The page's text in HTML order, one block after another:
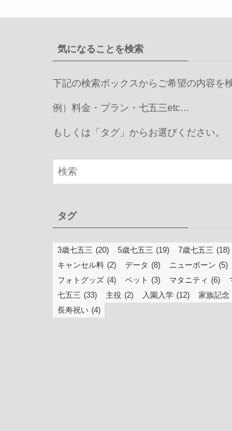
気になることを検索
下記の検索ボックスからご希望の内容を
例）料金・プラン・七五三etc…
もしくは「タグ」からお選びください。
タグ
3歳七五三 (20) 5歳七五三 (19) 7歳七五三 (18)
キャンセル料 (2) データ (8) ニューボーン (5)
フォトグッズ (4) ペット (3) マタニティ (6)
七五三 (33) 主役 (2) 入園入学 (12) 家族記念
長寿祝い (4)